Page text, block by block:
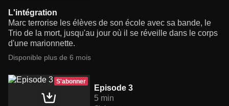
L'intégration
Marc terrorise les élèves de son école avec sa bande, le
Trio de la mort, jusqu'au jour où il se réveille dans le corps
d'une marionnette.
Disponible plus de 6 mois
S'abonner
Episode 3
5 min